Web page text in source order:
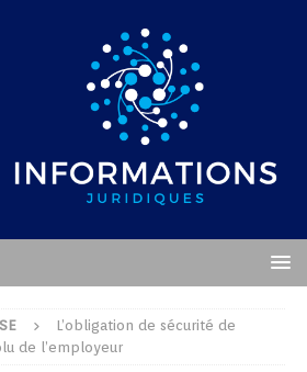
L’obligation de sécurité de
de l’employeur